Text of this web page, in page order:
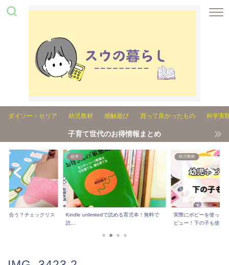
ダイソー・セリア 幼児教材 感触遊び 買って良かったもの 科学実
子育て世代のお得情報まとめ
が合う？チェックリス
絵本
Kindle unlimitedで読める育児本！無料で
読...
幼児教材
実際にポピーを使った
ビュー！下の子も使...